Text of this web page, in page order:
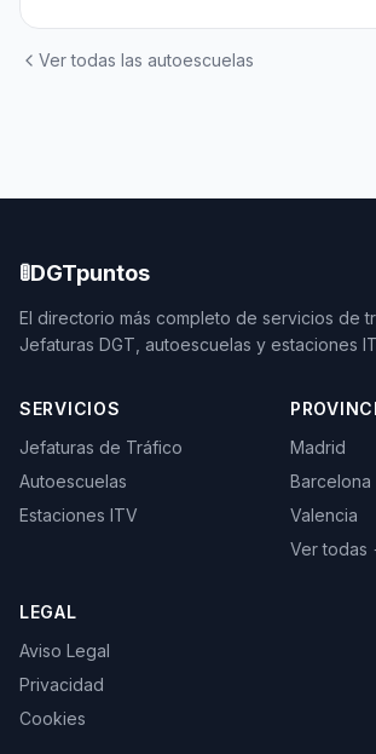
Ver todas las autoescuelas
🚦DGTpuntos
El directorio más completo de servicios de
Jefaturas DGT, autoescuelas y estaciones
SERVICIOS
Jefaturas de Tráfico
Autoescuelas
Estaciones ITV
Madrid
Barcelona
Valencia
Ver todas
LEGAL
Aviso Legal
Privacidad
Cookies